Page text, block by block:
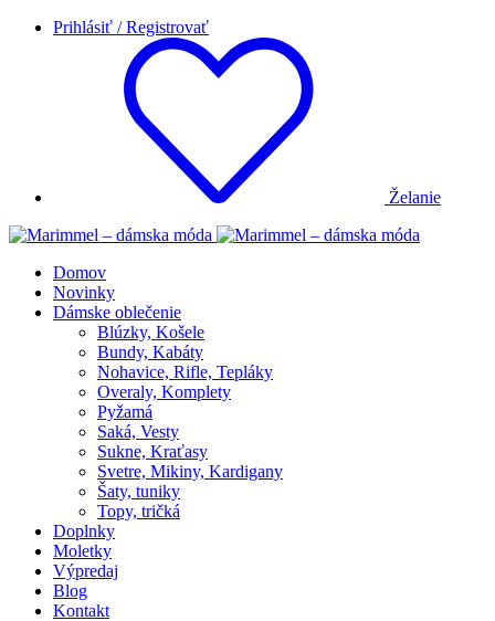
Prihlásiť / Registrovať
Želanie
Domov
Novinky
Dámske oblečenie
Blúzky, Košele
Bundy, Kabáty
Nohavice, Rifle, Tepláky
Overaly, Komplety
Pyžamá
Saká, Vesty
Sukne, Kraťasy
Svetre, Mikiny, Kardigany
Šaty, tuniky
Topy, tričká
Doplnky
Moletky
Výpredaj
Blog
Kontakt